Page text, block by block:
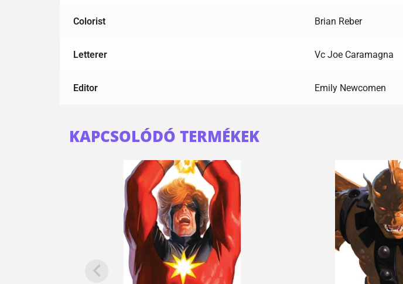
Colorist Brian Reber
Letterer Vc Joe Caramagna
Editor Emily Newcomen
KAPCSOLÓDÓ TERMÉKEK